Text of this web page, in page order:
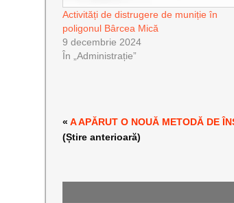
Activități de distrugere de muniție în
poligonul Bârcea Mică
9 decembrie 2024
În „Administrație”
«A APĂRUT O NOUĂ METODĂ DE
(Știre anterioară)